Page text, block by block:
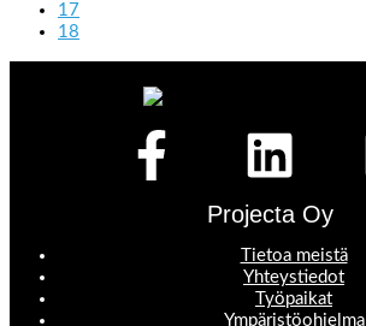
17
18
Projecta Oy
Tietoa meistä
Yhteystiedot
Työpaikat
Ympäristöohjelma